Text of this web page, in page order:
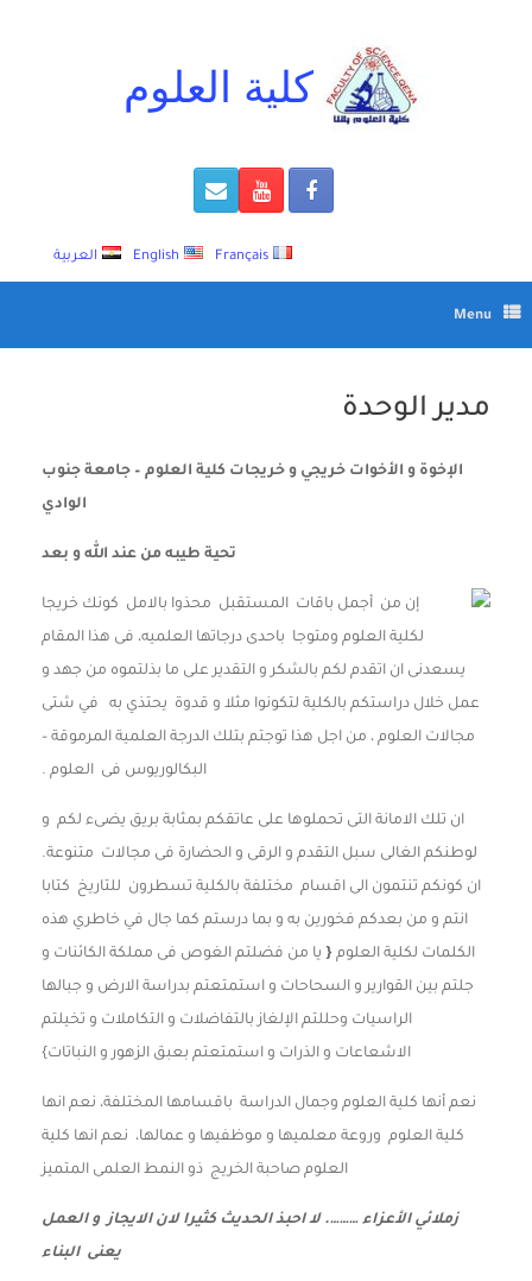
كلية العلوم
العربية English Français
Menu
مدير الوحدة
الإخوة و الأخوات خريجي و خريجات كلية العلوم – جامعة جنوب
الوادي
تحية طيبه من عند الله و بعد
إن من أجمل باقات المستقبل محذوا بالامل كونك خريجا
لكلية العلوم ومتوجا باحدى درجاتها العلميه، فى هذا المقام
يسعدنى ان اتقدم لكم بالشكر و التقدير على ما بذلتموه من جهد و
عمل خلال دراستكم بالكلية لتكونوا مثلا و قدوة يحتذي به في شتى
مجالات العلوم ، من اجل هذا توجتم بتلك الدرجة العلمية المرموقة –
البكالوريوس فى العلوم .
ان تلك الامانة التى تحملوها على عاتقكم بمثابة بريق يضىء لكم و
لوطنكم الغالى سبل التقدم و الرقى و الحضارة فى مجالات متنوعة.
ان كونكم تنتمون الى اقسام مختلفة بالكلية تسطرون للتاريخ كتابا
انتم و من بعدكم فخورين به و بما درستم كما جال في خاطري هذه
الكلمات لكلية العلوم { يا من فضلتم الغوص فى مملكة الكائنات و
جلتم بين القوارير و السحاحات و استمتعتم بدراسة الارض و جبالها
الراسيات وحللتم الإلغاز بالتفاضلات و التكاملات و تخيلتم
الاشعاعات و الذرات و استمتعتم بعبق الزهور و النباتات}
نعم أنها كلية العلوم وجمال الدراسة باقسامها المختلفة، نعم انها
كلية العلوم وروعة معلميها و موظفيها و عمالها، نعم انها كلية
العلوم صاحبة الخريج ذو النمط العلمى المتميز
زملائي الأعزاء ………. لا احبذ الحديث كثيرا لان الايجاز و العمل
يعنى البناء